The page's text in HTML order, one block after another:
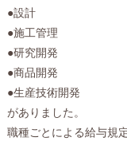
●設計
●施工管理
●研究開発
●商品開発
●生産技術開発
がありました。
職種ごとによる給与規